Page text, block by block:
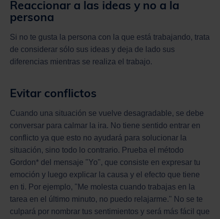
Reaccionar a las ideas y no a la
persona
Si no te gusta la persona con la que está trabajando, trata
de considerar sólo sus ideas y deja de lado sus
diferencias mientras se realiza el trabajo.
Evitar conflictos
Cuando una situación se vuelve desagradable, se debe
conversar para calmar la ira. No tiene sentido entrar en
conflicto ya que esto no ayudará para solucionar la
situación, sino todo lo contrario. Prueba el método
Gordon* del mensaje "Yo", que consiste en expresar tu
emoción y luego explicar la causa y el efecto que tiene
en ti. Por ejemplo, "Me molesta cuando trabajas en la
tarea en el último minuto, no puedo relajarme." No se te
culpará por nombrar tus sentimientos y será más fácil que